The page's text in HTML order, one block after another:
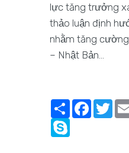
lực tăng trưởng
thảo luận định
nhằm tăng
– Nhật Bản…
Share